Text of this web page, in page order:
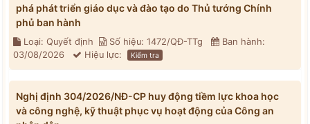
phá phát triển giáo dục và đào tạo do Thủ tướng Chính
phủ ban hành
Loại: Quyết định Số hiệu: 1472/QĐ-TTg
Ban hành:
03/08/2026
Hiệu lực: Kiểm tra
Nghị định 304/2026/NĐ-CP huy động tiềm lực khoa học
và công nghệ, kỹ thuật phục vụ hoạt động của Công an